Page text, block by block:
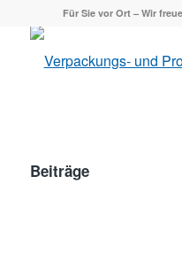
Für Sie vor Ort – Wir
Beiträge